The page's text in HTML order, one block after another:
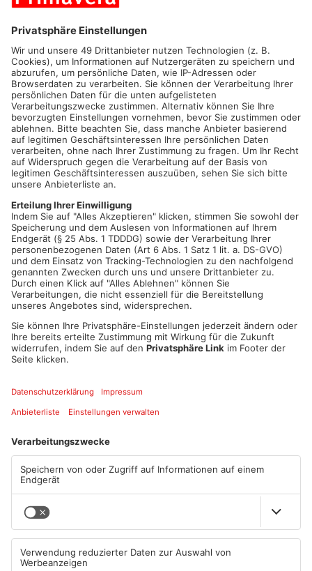
ASCHAFFENBURG.Heute stehen in Aschaffenburg die
Jugendlichen im Mittelpunkt. Mithilfe des Projekts „Jugend
stärken: Brücke in die Eigenständigkeit“ sollen junge
Menschen von 14 bis 26 Jahren auf den Weg in ein
selbstständiges Leben begleitet werden. Die Stadt
Aschaffenburg hat sich das Ziel gesetzt, bis 2027 ein
umfassendes Beratungs- und Unterstützungsangebot in Form
von aufsuchender Jugendsozialarbeit zu bieten. Das Angebot
richtet sich vor allem an junge Erwachsene, die beispielsweise
von der Wohnungslosigkeit bedroht sind. Die
statt.
Artikel teilen
ANZEIGE
Mehr aus